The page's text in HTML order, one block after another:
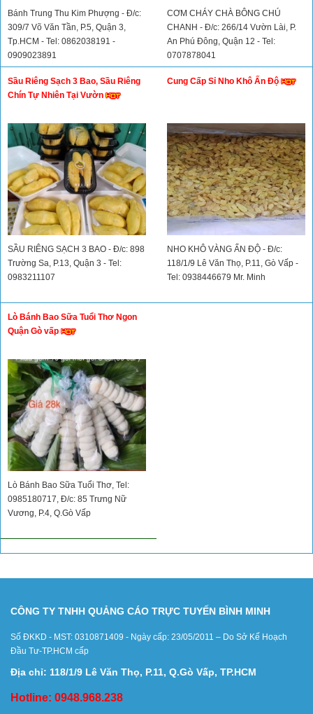
Bánh Trung Thu Kim Phượng - Đ/c:
309/7 Võ Văn Tần, P.5, Quận 3,
Tp.HCM - Tel: 0862038191 -
0909023891
CƠM CHÁY CHÀ BÔNG CHÚ
CHANH - Đ/c: 266/14 Vườn Lài, P.
An Phú Đông, Quận 12 - Tel:
0707878041
Sầu Riêng Sạch 3 Bao, Sầu Riêng
Chín Tự Nhiên Tại Vườn
SẦU RIÊNG SẠCH 3 BAO - Đ/c: 898
Trường Sa, P.13, Quận 3 - Tel:
0983211107
Cung Cấp Sỉ Nho Khô Ấn Độ
NHO KHÔ VÀNG ẤN ĐỘ - Đ/c:
118/1/9 Lê Văn Thọ, P.11, Gò Vấp -
Tel: 0938446679 Mr. Minh
Lò Bánh Bao Sữa Tuổi Thơ Ngon
Quận Gò vấp
Lò Bánh Bao Sữa Tuổi Thơ, Tel:
0985180717, Đ/c: 85 Trưng Nữ
Vương, P.4, Q.Gò Vấp
CÔNG TY TNHH QUẢNG CÁO TRỰC TUYẾN BÌNH MINH
Số ĐKKD - MST: 0310871409 - Ngày cấp: 23/05/2011 – Do Sở Kế Hoạch
Đầu Tư-TP.HCM cấp
Địa chỉ: 118/1/9 Lê Văn Thọ, P.11, Q.Gò Vấp, TP.HCM
Hotline: 0948.968.238